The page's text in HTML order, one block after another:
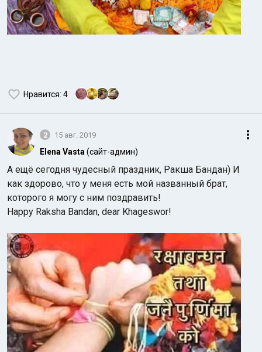
Нравится: 4
2 15 авг. 2019
Elena Vasta (сайт-админ)
А ещё сегодня чудесный праздник, Ракша Бандан) И
как здорово, что у меня есть мой названный брат,
которого я могу с ним поздравить!
Happy Raksha Bandan, dear Khageswor!